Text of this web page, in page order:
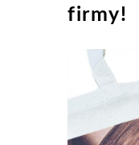
firmy!